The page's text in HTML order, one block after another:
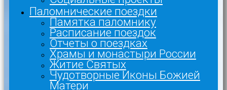
Паломнические поездки
Памятка паломнику
Расписание поездок
Отчеты о поездках
Храмы и монастыри России
Житие Святых
Чудотворные Иконы Божией
Матери